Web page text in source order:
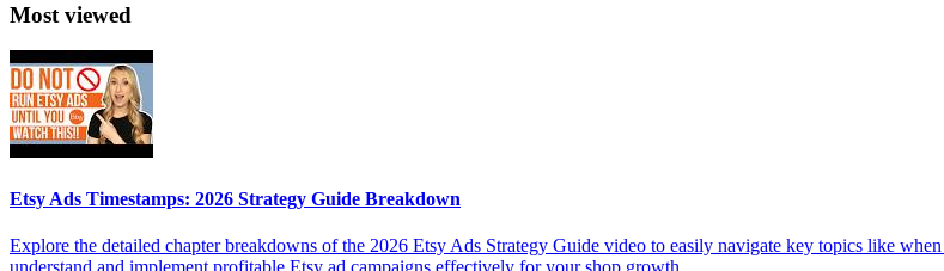
Most viewed
Etsy Ads Timestamps: 2026 Strategy Guide Breakdown
Explore the detailed chapter breakdowns of the 2026 Etsy Ads Strategy Guide video to easily navigate key topics like
understand and implement profitable Etsy ad campaigns effectively for your shop growth.